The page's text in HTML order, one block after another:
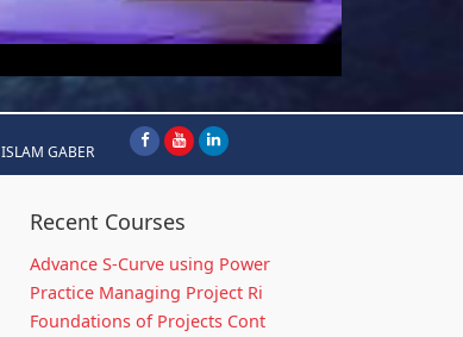
ISLAM GABER
Recent Courses
Advance S-Curve using Power
Practice Managing Project Ri
Foundations of Projects Cont